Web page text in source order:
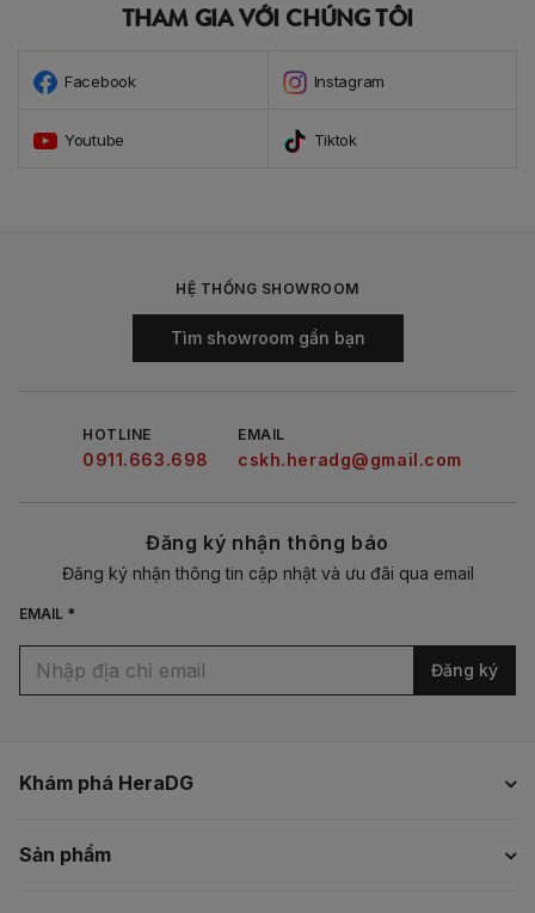
THAM GIA VỚI CHÚNG TÔI
Facebook Instagram
Youtube Tiktok
Khám phá HeraDG
Sản phẩm
HỆ THỐNG SHOWROOM
Tìm showroom gần bạn
HOTLINE
0911.663.698
EMAIL
cskh.heradg@gmail.com
Đăng ký nhận thông báo
Đăng ký nhận thông tin cập nhật và ưu đãi qua email
EMAIL *
Đăng ký